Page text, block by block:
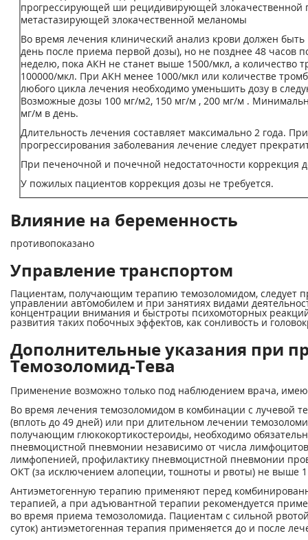
прогрессирующей ши рецидивирующей злокачественной
метастазирующей злокачественной меланомы
Во время лечения клинический анализ крови должен
день после приема первой дозы), но не позднее 48 часов
неделю, пока АКН не станет выше 1500/мкл, а количество
100000/мкл. При АКН менее 1000/мкл или количестве
любого цикла лечения необходимо уменьшить дозу в
Возможные дозы 100 мг/м2, 150 мг/м , 200 мг/м .
мг/м в день.
Длительность лечения составляет максимально 2 года.
прогрессирования заболевания лечение следует
При печеночной и почечной недостаточности коррекция
У пожилых пациентов коррекция дозы не требуется.
Влияние на беременность
противопоказано
Управление транспортом
Пациентам, получающим терапию темозоломидом, следует
управлении автомобилем и при занятиях видами
концентрации внимания и быстроты психомоторных
развития таких побочных эффектов, как сонливость и
Дополнительные указания при
Темозоломид-Тева
Применение возможно только под наблюдением врача,
Во время лечения темозоломидом в комбинации с лучевой
(вплоть до 49 дней) или при длительном лечении
получающим глюкокортикостероиды, необходимо
пневмоцистной пневмонии независимо от числа
лимфопенией, профилактику пневмоцистной пневмонии
ОКТ (за исключением алопеции, тошноты и рвоты) не выше 1
Антиэметогенную терапию применяют перед
терапией, а при адъювантной терапии рекомендуется
во время приема темозоломида. Пациентам с сильной
суток) антиэметогенная терапия применяется до и после